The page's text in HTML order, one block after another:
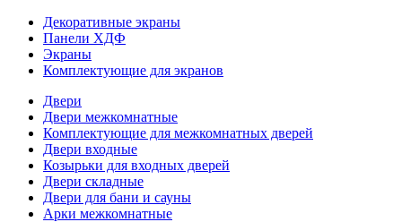
Декоративные экраны
Панели ХДФ
Экраны
Комплектующие для экранов
Двери
Двери межкомнатные
Комплектующие для межкомнатных дверей
Двери входные
Козырьки для входных дверей
Двери складные
Двери для бани и сауны
Арки межкомнатные